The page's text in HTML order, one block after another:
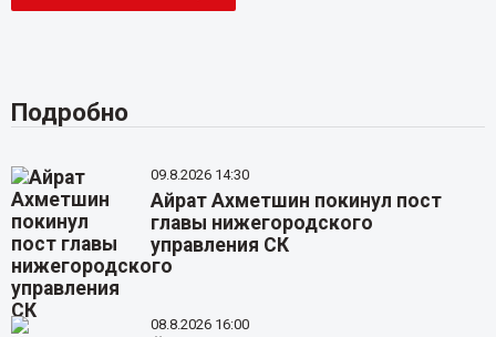
Подробно
09.8.2026 14:30
Айрат Ахметшин покинул пост
главы нижегородского
управления СК
08.8.2026 16:00